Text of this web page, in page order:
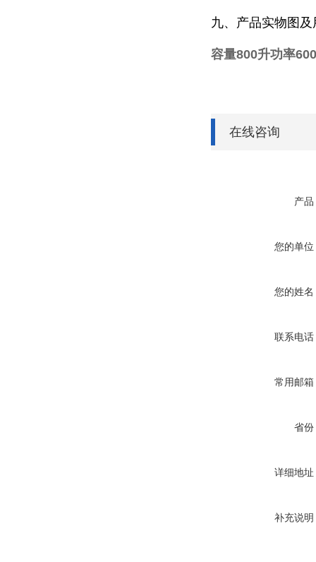
九、产品实物图
容量800升功率
在线咨询
产品
您的单位
您的姓名
联系电话
常用邮箱
省份
详细地址
补充说明